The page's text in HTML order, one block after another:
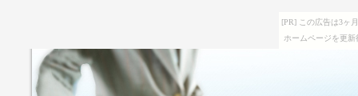
[PR] この広告は3ヶ
ホームページを更